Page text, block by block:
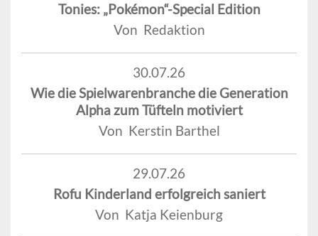
Tonies: „Pokémon“-Special Edition
Von Redaktion
30.07.26
Wie die Spielwarenbranche die Generation
Alpha zum Tüfteln motiviert
Von Kerstin Barthel
29.07.26
Rofu Kinderland erfolgreich saniert
Von Katja Keienburg